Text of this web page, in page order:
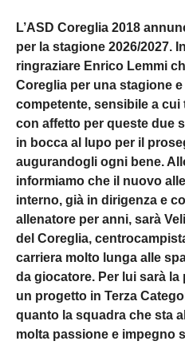
L’ASD Coreglia 2018
per la stagione 2026/2027.
ringraziare Enrico Lemmi
Coreglia per una stagione
competente, sensibile a
con affetto per queste due
in bocca al lupo per il
augurandogli ogni bene.
informiamo che il nuovo
interno, già in dirigenza e
allenatore per anni, sarà
del Coreglia,
carriera molto lunga alle
da giocatore. Per lui sarà la
un progetto in Terza
quanto la squadra che sta
molta passione e impegno